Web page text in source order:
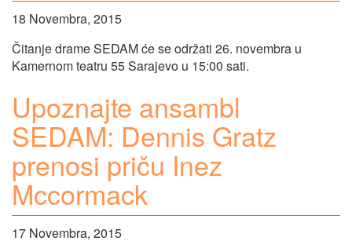
18 Novembra, 2015
Čitanje drame SEDAM će se održati 26. novembra u
Kamernom teatru 55 Sarajevo u 15:00 sati.
Upoznajte ansambl
SEDAM: Dennis Gratz
prenosi priču Inez
Mccormack
17 Novembra, 2015